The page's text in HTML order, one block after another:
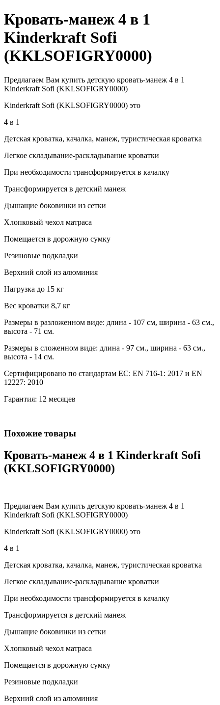
Кровать-манеж 4 в 1
Kinderkraft Sofi
(KKLSOFIGRY0000)
Предлагаем Вам купить детскую кровать-манеж 4 в 1
Kinderkraft Sofi (KKLSOFIGRY0000)
Kinderkraft Sofi (KKLSOFIGRY0000) это
4 в 1
Детская кроватка, качалка, манеж, туристическая кроватка
Легкое складывание-раскладывание кроватки
При необходимости трансформируется в качалку
Трансформируется в детский манеж
Дышащие боковинки из сетки
Хлопковый чехол матраса
Помещается в дорожную сумку
Резиновые подкладки
Верхний слой из алюминия
Нагрузка до 15 кг
Вес кроватки 8,7 кг
Размеры в разложенном виде: длина - 107 см, ширина - 63 см.,
высота - 71 см.
Размеры в сложенном виде: длина - 97 см., ширина - 63 см.,
высота - 14 см.
Сертифицировано по стандартам ЕС: EN 716-1: 2017 и EN
12227: 2010
Гарантия: 12 месяцев
Похожие товары
Кровать-манеж 4 в 1 Kinderkraft Sofi
(KKLSOFIGRY0000)
Предлагаем Вам купить детскую кровать-манеж 4 в 1
Kinderkraft Sofi (KKLSOFIGRY0000)
Kinderkraft Sofi (KKLSOFIGRY0000) это
4 в 1
Детская кроватка, качалка, манеж, туристическая кроватка
Легкое складывание-раскладывание кроватки
При необходимости трансформируется в качалку
Трансформируется в детский манеж
Дышащие боковинки из сетки
Хлопковый чехол матраса
Помещается в дорожную сумку
Резиновые подкладки
Верхний слой из алюминия